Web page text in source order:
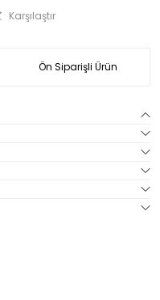
Karşılaştır
Ön Siparişli Ürün